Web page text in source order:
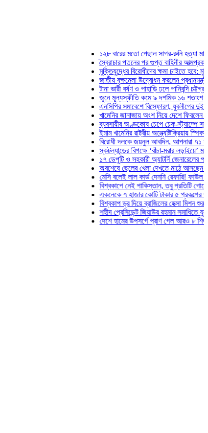
১২৮ বারের মতো পেছাল সাগর-রুনি হত্যা মামলার তদন্ত
স্বৈরাচার পতনের পর গুপ্ত বাহিনীর আত্মপ্রকাশ:
মুক্তিযুদ্ধের বিরোধীদের ক্ষমা চাইতে হবে:
জাতীয় বৃক্ষমেলা উদ্বোধন করলেন প্রধানমন্ত্রী
টানা ভারী বর্ষণ ও পাহাড়ি ঢলে পানিবন্দি চট্টগ্রামে লাখো
জুনে মূল্যস্ফীতি কমে ৯ দশমিক ১৬ শতাংশ
এনসিপির সমাবেশে বিস্ফোরণ, যুবলীগের দুই নেতাকর্মী
খামেনির জানাজায় অংশ নিয়ে দেশে ফিরলেন স্পিকার
ব্যবসায়ীর অণ্ডকোষ চেপে চেক-স্ট্যাম্পে স্বাক্ষর
ইমাম খামেনির রাষ্ট্রীয় অন্ত্যেষ্টিক্রিয়ায় স্পিকারের
বিরোধী দলকে জয়নুল আবদিন, আপনারা ৭১ সালে
স্কটল্যান্ডের বিপক্ষে ‘বাঁচা-মরার লড়াইয়ে’ মাঠে নামছে
১৭ ডেপুটি ও সহকারী অ্যাটর্নি জেনারেলের পদত্যাগ
অবশেষে ছেলের খেলা দেখতে মাঠে আসছেন ভোজিনহার
মেসি বলেই লাল কার্ড দেননি রেফারি! ফাউল নিয়ে বিতর্ক
বিশ্বকাপে নেই পাকিস্তান, তবু প্রতিটি গোলে থাকবে
একনেকে ৭ হাজার কোটি টাকার ৫ প্রকল্পের অনুমোদন
বিশ্বকাপ ড্র দিয়ে ব্রাজিলের হেক্সা মিশন শুরু
শহীদ প্রেসিডেন্ট জিয়াউর রহমান সমাধিতে যুবদলের
দেশে হামের উপসর্গে প্রাণ গেল আরও ৮ শিশুর